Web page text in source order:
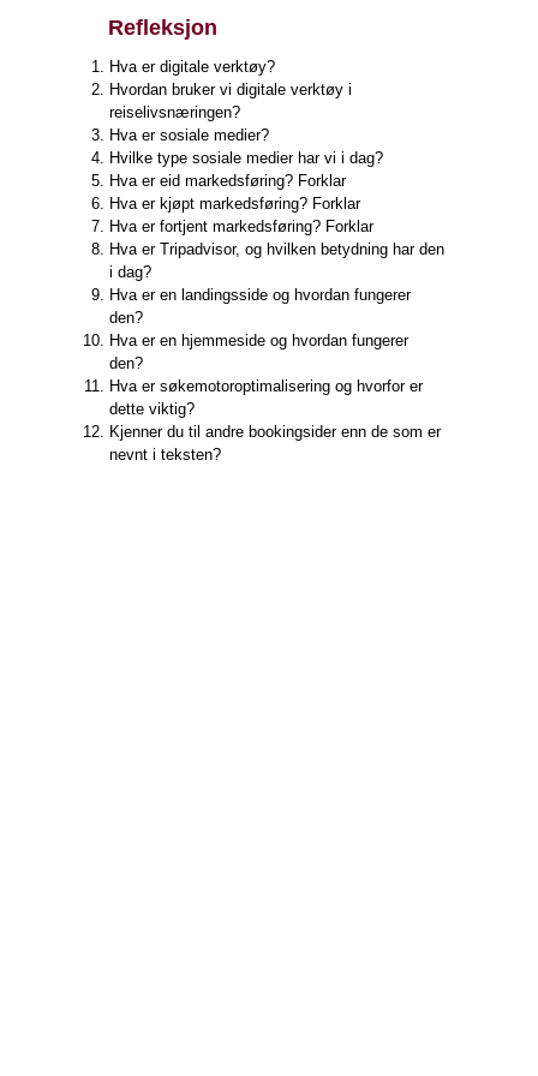
Refleksjon
Hva er digitale verktøy?
Hvordan bruker vi digitale verktøy i
reiselivsnæringen?
Hva er sosiale medier?
Hvilke type sosiale medier har vi i dag?
Hva er eid markedsføring? Forklar
Hva er kjøpt markedsføring? Forklar
Hva er fortjent markedsføring? Forklar
Hva er Tripadvisor, og hvilken betydning har den
i dag?
Hva er en landingsside og hvordan fungerer
den?
Hva er en hjemmeside og hvordan fungerer
den?
Hva er søkemotoroptimalisering og hvorfor er
dette viktig?
Kjenner du til andre bookingsider enn de som er
nevnt i teksten?